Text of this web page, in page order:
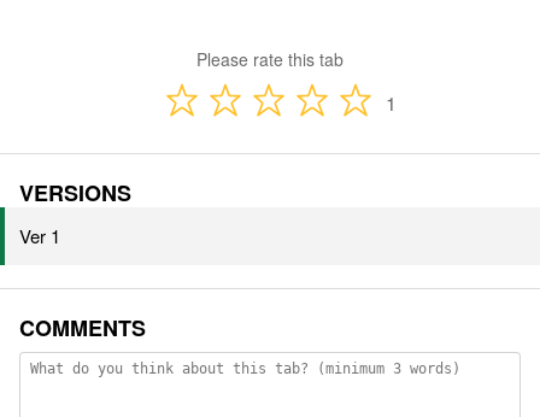
Please rate this tab
1
VERSIONS
Ver 1
COMMENTS